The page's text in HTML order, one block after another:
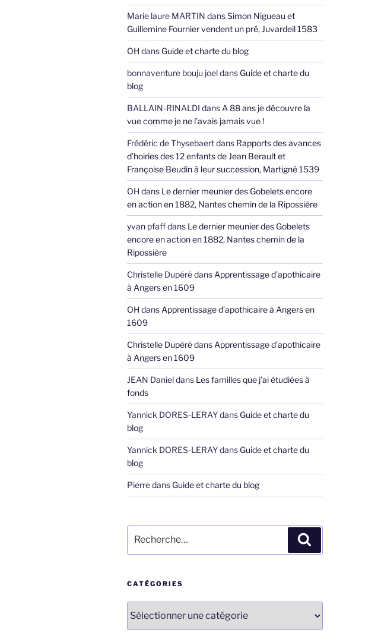
Marie laure MARTIN dansSimon Nigueau et
Guillemine Fournier vendent un pré, Juvardeil 1583
OH dans Guide et charte du blog
bonnaventure bouju joeldans Guide et charte du
blog
BALLAIN-RINALDI dans A 88 ans je découvre la
vue comme je ne l’avais jamais vue !
Frédéric de Thysebaertdans Rapports des avances
d’hoiries des 12 enfants de Jean Berault et
Françoise Beudin à leur succession, Martigné 1539
OH dans Le dernier meunier des Gobelets encore
en action en 1882, Nantes chemin de la Ripossière
yvan pfaffdans Le dernier meunier des Gobelets
encore en action en 1882, Nantes chemin de la
Ripossière
Christelle Dupérédans Apprentissage d’apothicaire
à Angers en 1609
OH dans Apprentissage d’apothicaire à Angers en
1609
Christelle Dupérédans Apprentissage d’apothicaire
à Angers en 1609
JEAN Danieldans Les familles que j’ai étudiées à
fonds
Yannick DORES-LERAYdans Guide et charte du
blog
Yannick DORES-LERAYdans Guide et charte du
blog
Pierredans Guide et charte du blog
pour
:
CATÉGORIES